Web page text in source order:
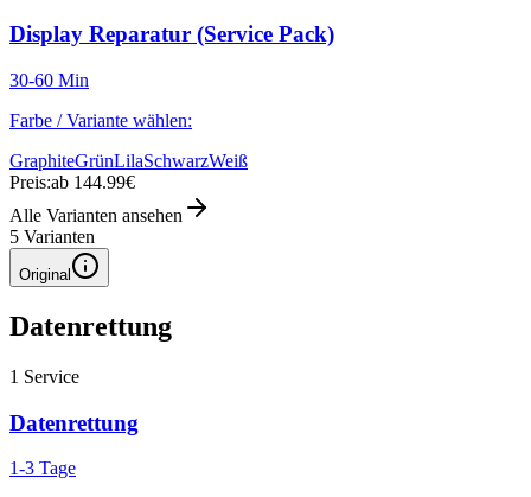
Display Reparatur (Service Pack)
30-60 Min
Farbe / Variante wählen:
GraphiteGrünLilaSchwarzWeiß
Preis:ab 144.99€
Alle Varianten ansehen
5 Varianten
Original
Datenrettung
1 Service
Datenrettung
1-3 Tage